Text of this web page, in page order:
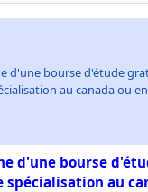
d'une bourse d'étude
au canada ou
d'une bourse
spécialisation au